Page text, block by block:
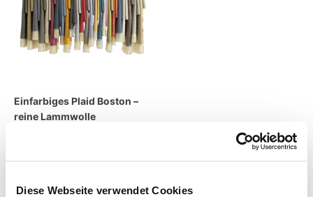
Diese Webseite verwendet Cookies
Einfarbiges Plaid Boston –
reine Lammwolle
zzgl. Versandkosten